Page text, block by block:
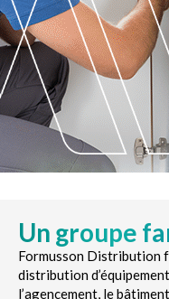
Un groupe
Formusson Distribution
distribution
l’agencement, le